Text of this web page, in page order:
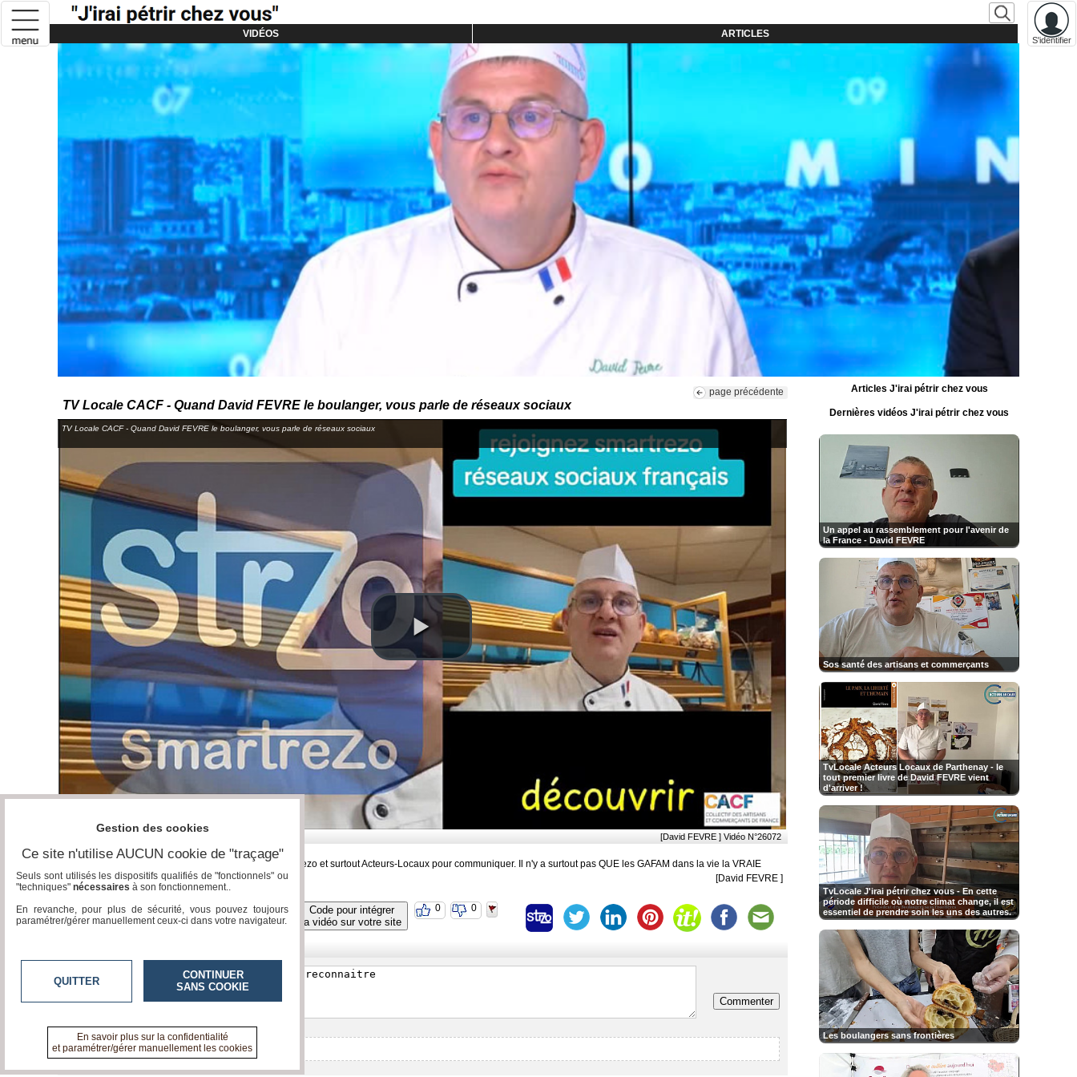
S'identifier
VIDÉOS ARTICLES
page précédente
TV Locale CACF - Quand David FEVRE le boulanger, vous parle de réseaux sociaux
TV Locale CACF - Quand David FEVRE le boulanger, vous parle de réseaux sociaux
[David FEVRE ] Vidéo N°26072
En effet , il faut rajouter le réseau social français Smartrezo et surtout Acteurs-Locaux pour communiquer. Il n'y a surtout pas QUE les GAFAM dans la vie la VRAIE
[David FEVRE ]
Toutes les vidéos 0 0
Code pour intégrer
la vidéo sur votre site
Commenter
Aucun commentaire pour l'instant
Articles J'irai pétrir chez vous
Dernières vidéos J'irai pétrir chez vous
Un appel au rassemblement pour l'avenir de
la France - David FEVRE
Sos santé des artisans et commerçants
TvLocale Acteurs Locaux de Parthenay - le
tout premier livre de David FEVRE vient
d'arriver !
TvLocale J'irai pétrir chez vous - ​En cette
période difficile où notre climat change, il est
essentiel de prendre soin les uns des autres.
Les boulangers sans frontières
Gestion des cookies
Ce site n'utilise AUCUN cookie de "traçage"
Seuls sont utilisés les dispositifs qualifiés de "fonctionnels" ou
"techniques" nécessaires à son fonctionnement..
En revanche, pour plus de sécurité, vous pouvez toujours
paramétrer/gérer manuellement ceux-ci dans votre navigateur.
QUITTER
CONTINUER
SANS COOKIE
En savoir plus sur la confidentialité
et paramétrer/gérer manuellement les cookies